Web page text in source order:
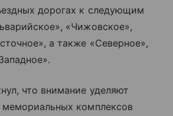
дорогах к следующим
«Чижовское»,
а также «Северное»,
что внимание уделяют
мемориальных комплексов